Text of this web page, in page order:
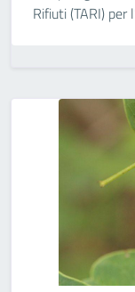
Rifiuti (TARI) per